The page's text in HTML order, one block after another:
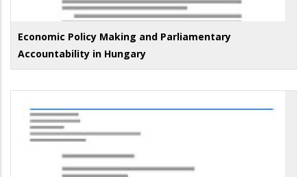
Economic Policy Making and Parliamentary
Accountability in Hungary